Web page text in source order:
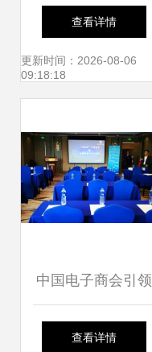
技术交流会圆满落
幕，开启技术转让
查看详情
更新时间：2026-08-06
09:18:18
中国电子商会引领
技术交流，赋能数
查看详情